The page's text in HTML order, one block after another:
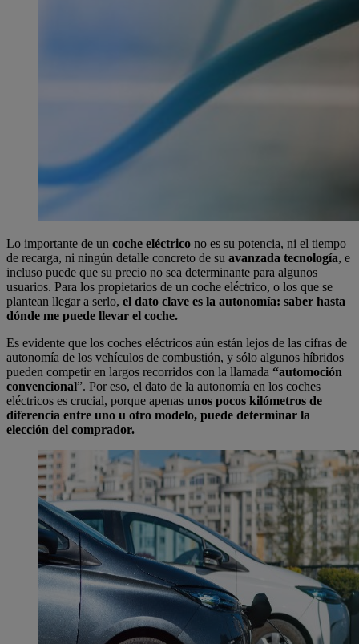
Lo importante de un coche eléctrico no es su potencia, ni el tiempo
de recarga, ni ningún detalle concreto de su avanzada tecnología, e
incluso puede que su precio no sea determinante para algunos
usuarios. Para los propietarios de un coche eléctrico, o los que se
plantean llegar a serlo, el dato clave es la autonomía: saber hasta
dónde me puede llevar el coche.
Es evidente que los coches eléctricos aún están lejos de las cifras de
autonomía de los vehículos de combustión, y sólo algunos híbridos
pueden competir en largos recorridos con la llamada “automoción
convencional”. Por eso, el dato de la autonomía en los coches
eléctricos es crucial, porque apenas unos pocos kilómetros de
diferencia entre uno u otro modelo, puede determinar la
elección del comprador.